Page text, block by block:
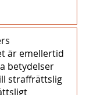
är emellertid
betydelser
straffrättslig